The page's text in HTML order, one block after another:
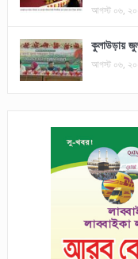
আগস্ট ০৬,
কুলাউড়ায়
আগস্ট ০৬,